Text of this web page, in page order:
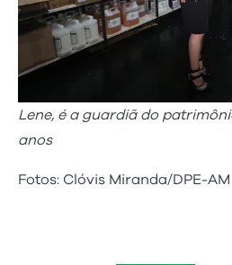
Lene, é a guardiã do
anos
Fotos: Clóvis Miranda/DPE-AM